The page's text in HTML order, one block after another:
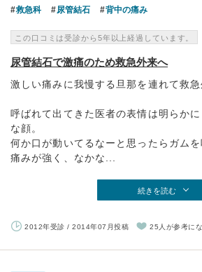
救急科 尿管結石 背中の痛み
この口コミは受診から5年以上経過しています。
尿管結石で激痛のため救急外来へ
激しい痛みに我慢する旦那を連れて救急
呼ばれて出てきた医者の表情は明らかに
な顔。
何か口が動いてるなーと思ったらガムを
痛みが強く、なかな...
続きを読む
2012年受診 / 2014年07月投稿 25人が参考に